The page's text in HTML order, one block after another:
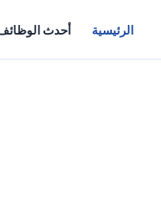
الرئيسية أحدث